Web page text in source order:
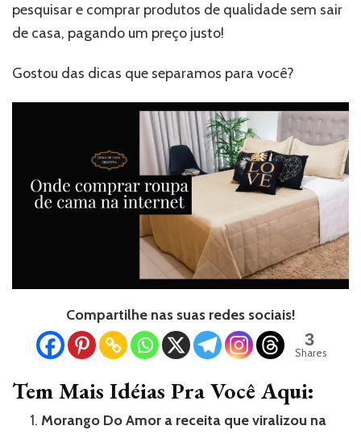
pesquisar e comprar produtos de qualidade sem sair
de casa, pagando um preço justo!
Gostou das dicas que separamos para você?
Compartilhe nas suas redes sociais!
3
Shares
Tem Mais Idéias Pra Você Aqui:
Morango Do Amor a receita que viralizou na